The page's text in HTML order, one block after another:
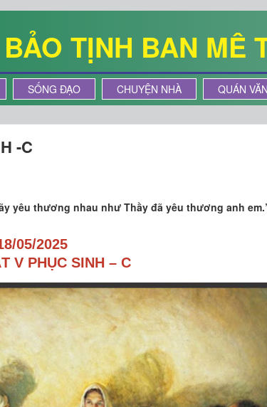
TỊNH BAN MÊ
SỐNG ĐẠO CHUYỆN NHÀ QUÁN VĂN
-C
yêu thương nhau như Thầy đã yêu thương anh
05/2025
V PHỤC SINH – C